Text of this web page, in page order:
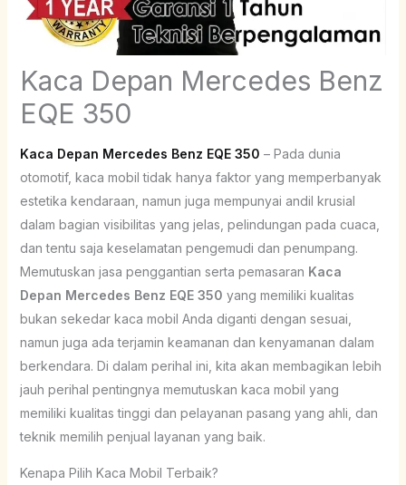
Kaca Depan Mercedes Benz
EQE 350
Kaca Depan Mercedes Benz EQE 350 – Pada dunia
otomotif, kaca mobil tidak hanya faktor yang memperbanyak
estetika kendaraan, namun juga mempunyai andil krusial
dalam bagian visibilitas yang jelas, pelindungan pada cuaca,
dan tentu saja keselamatan pengemudi dan penumpang.
Memutuskan jasa penggantian serta pemasaran Kaca
Depan Mercedes Benz EQE 350 yang memiliki kualitas
bukan sekedar kaca mobil Anda diganti dengan sesuai,
namun juga ada terjamin keamanan dan kenyamanan dalam
berkendara. Di dalam perihal ini, kita akan membagikan lebih
jauh perihal pentingnya memutuskan kaca mobil yang
memiliki kualitas tinggi dan pelayanan pasang yang ahli, dan
teknik memilih penjual layanan yang baik.
Kenapa Pilih Kaca Mobil Terbaik?